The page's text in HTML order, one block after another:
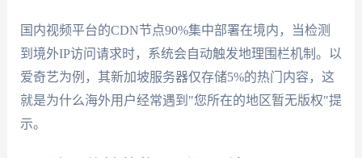
国内视频平台的CDN节点90%集中部署在境内，当检测
到境外IP访问请求时，系统会自动触发地理围栏机制。以
爱奇艺为例，其新加坡服务器仅存储5%的热门内容，这
就是为什么海外用户经常遇到"您所在的地区暂无版权"提
示。